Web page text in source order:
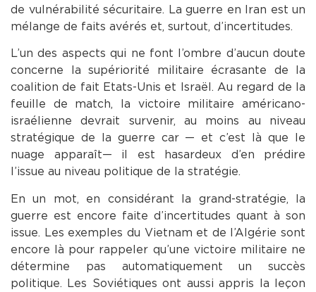
de vulnérabilité sécuritaire. La guerre en Iran est un
mélange de faits avérés et, surtout, d’incertitudes.
L’un des aspects qui ne font l’ombre d’aucun doute
concerne la supériorité militaire écrasante de la
coalition de fait Etats-Unis et Israël. Au regard de la
feuille de match, la victoire militaire américano-
israélienne devrait survenir, au moins au niveau
stratégique de la guerre car — et c’est là que le
nuage apparaît— il est hasardeux d’en prédire
l’issue au niveau politique de la stratégie.
En un mot, en considérant la grand-stratégie, la
guerre est encore faite d’incertitudes quant à son
issue. Les exemples du Vietnam et de l’Algérie sont
encore là pour rappeler qu’une victoire militaire ne
détermine pas automatiquement un succès
politique. Les Soviétiques ont aussi appris la leçon